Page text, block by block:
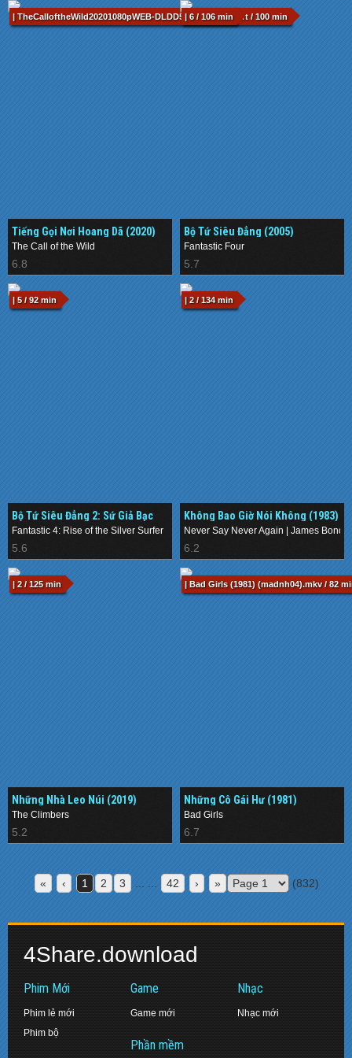
| TheCalloftheWild20201080pWEB-DLDD5.1H.264-EVO.srt / 100 min
Tiếng Gọi Nơi Hoang Dã (2020)
The Call of the Wild
6.8
| 6 / 106 min
Bộ Tứ Siêu Đẳng (2005)
Fantastic Four
5.7
| 5 / 92 min
Bộ Tứ Siêu Đẳng 2: Sứ Giả Bạc
(2007)
Fantastic 4: Rise of the Silver Surfer
5.6
| 2 / 134 min
Không Bao Giờ Nói Không (1983)
Never Say Never Again | James Bond
6.2
| 2 / 125 min
Những Nhà Leo Núi (2019)
The Climbers
5.2
| Bad Girls (1981) (madnh04).mkv / 82
Những Cô Gái Hư (1981)
Bad Girls
6.7
« ‹ 1 2 3 42 › » (832)
4Share.download
Phim Mới
Phim lẻ mới
Phim bộ
Game
Game mới
Phần mềm
Nhạc
Nhạc mới